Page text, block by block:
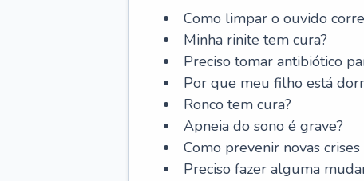
Como limpar o ouvido
Minha rinite tem cura?
Preciso tomar antibiótico
Por que meu filho está
Ronco tem cura?
Apneia do sono é grave?
Como prevenir novas
Preciso fazer alguma